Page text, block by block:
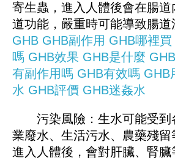
寄生蟲，進入人體後會在腸
道功能，嚴重時可能導致腸道
GHB GHB副作用 GHB哪裡買
嗎 GHB效果 GHB是什麼
有副作用嗎 GHB有效嗎 GHB
水 GHB評價 GHB迷姦水
污染風險：生水可能受到
業廢水、生活污水、農藥殘
進入人體後，會對肝臟、腎